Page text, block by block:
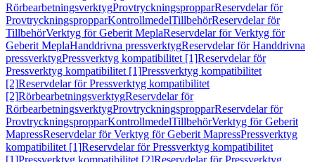
RörbearbetningsverktygProvtryckningspropparReservdelar för
ProvtryckningspropparKontrollmedelTillbehörReservdelar för
TillbehörVerktyg för Geberit MeplaReservdelar för Verktyg för
Geberit MeplaHanddrivna pressverktygReservdelar för Handdrivna
pressverktygPressverktyg kompatibilitet [1]Reservdelar för
Pressverktyg kompatibilitet [1]Pressverktyg kompatibilitet
[2]Reservdelar för Pressverktyg kompatibilitet
[2]RörbearbetningsverktygReservdelar för
RörbearbetningsverktygProvtryckningspropparReservdelar för
ProvtryckningspropparKontrollmedelTillbehörVerktyg för Geberit
MapressReservdelar för Verktyg för Geberit MapressPressverktyg
kompatibilitet [1]Reservdelar för Pressverktyg kompatibilitet
[1]Pressverktyg kompatibilitet [2]Reservdelar för Pressverktyg